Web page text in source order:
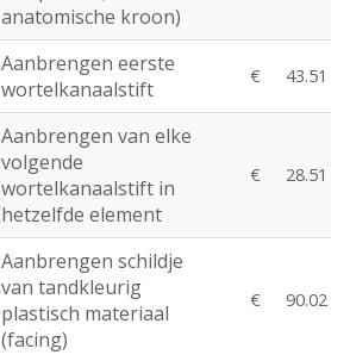
anatomische kroon)
Aanbrengen eerste
wortelkanaalstift
€ 43.51
Aanbrengen van elke
volgende
wortelkanaalstift in
hetzelfde element
€ 28.51
Aanbrengen schildje
van tandkleurig
plastisch materiaal
(facing)
€ 90.02